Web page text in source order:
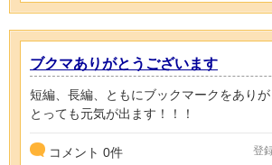
ブクマありがとうございます
短編、長編、ともにブックマークをありが
とっても元気が出ます！！！
コメント 0件 登